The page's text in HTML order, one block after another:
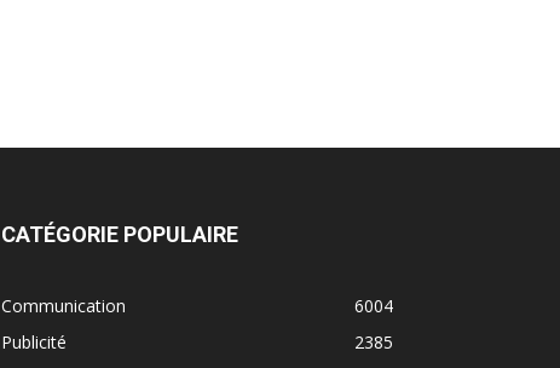
CATÉGORIE POPULAIRE
Communication
6004
Publicité
2385